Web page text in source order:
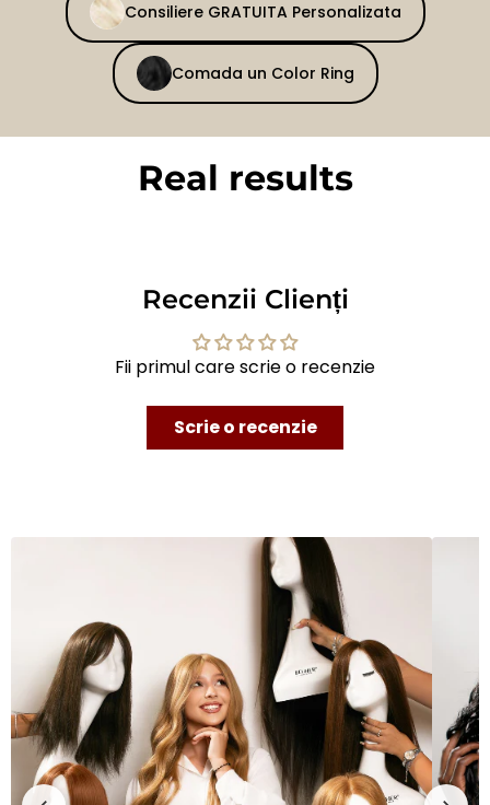
Consiliere GRATUITA Personalizata
Comada un Color Ring
Real results
Recenzii Clienți
Fii primul care scrie o recenzie
Scrie o recenzie